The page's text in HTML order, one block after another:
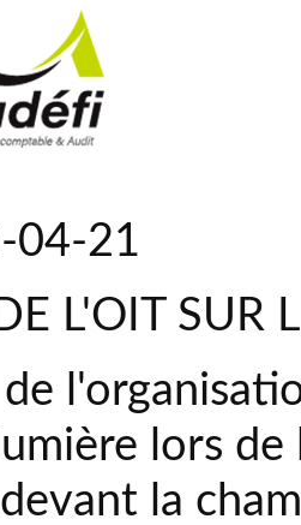
04-21
L'OIT SUR
lors
la